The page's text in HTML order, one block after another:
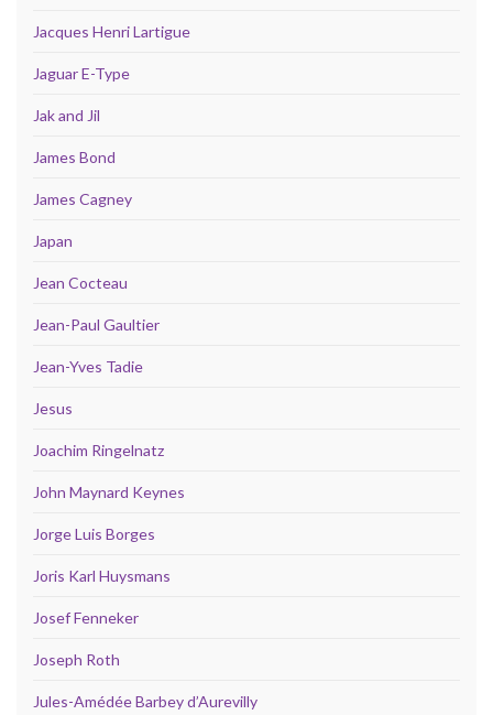
Jacques Henri Lartigue
Jaguar E-Type
Jak and Jil
James Bond
James Cagney
Japan
Jean Cocteau
Jean-Paul Gaultier
Jean-Yves Tadie
Jesus
Joachim Ringelnatz
John Maynard Keynes
Jorge Luis Borges
Joris Karl Huysmans
Josef Fenneker
Joseph Roth
Jules-Amédée Barbey d’Aurevilly